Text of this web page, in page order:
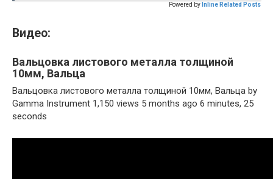
Powered by Inline Related Posts
Видео:
Вальцовка листового металла толщиной
10мм, Вальца
Вальцовка листового металла толщиной 10мм, Вальца by
Gamma Instrument 1,150 views 5 months ago 6 minutes, 25
seconds